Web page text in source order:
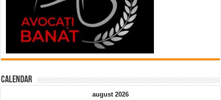
Calendar
august 2026